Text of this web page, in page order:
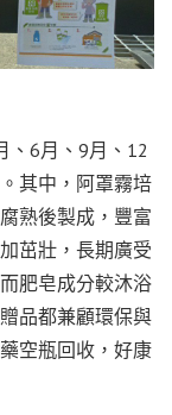
、6月、9月、12
其中，阿罩霧培
熟後製成，豐富
茁壯，長期廣受
肥皂成分較沐浴
品都兼顧環保與
空瓶回收，好康